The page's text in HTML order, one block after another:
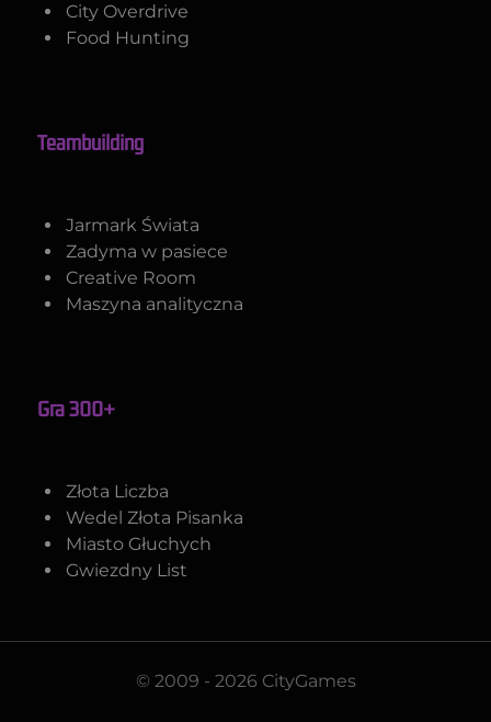
City Overdrive
Food Hunting
Teambuilding
Jarmark Świata
Zadyma w pasiece
Creative Room
Maszyna analityczna
Gra 300+
Złota Liczba
Wedel Złota Pisanka
Miasto Głuchych
Gwiezdny List
© 2009 - 2026 CityGames